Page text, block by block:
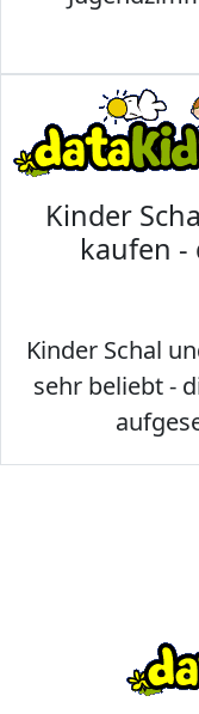
Kinder
kaufen -
Kinder Schal
sehr beliebt -